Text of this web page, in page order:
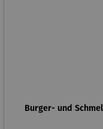
Burger- und